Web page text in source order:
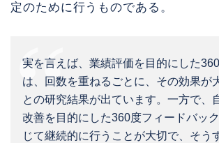
定のために行うものである。
実を言えば、業績評価を目的にした
は、回数を重ねるごとに、その効果が
との研究結果が出ています。一方で、
改善を目的にした360度フィードバッ
じて継続的に行うことが大切で、そう